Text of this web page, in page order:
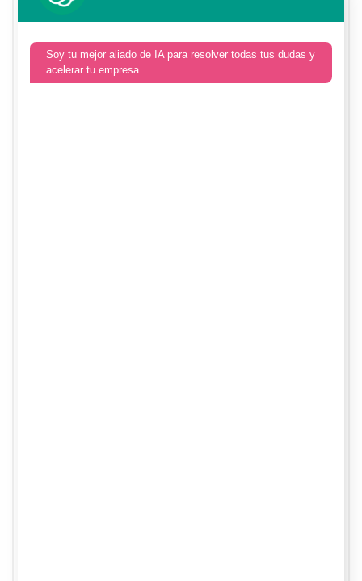
Soy tu mejor aliado de IA para resolver todas tus dudas y
acelerar tu empresa